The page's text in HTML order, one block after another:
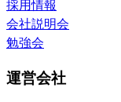
採用情報
会社説明会
勉強会
運営会社